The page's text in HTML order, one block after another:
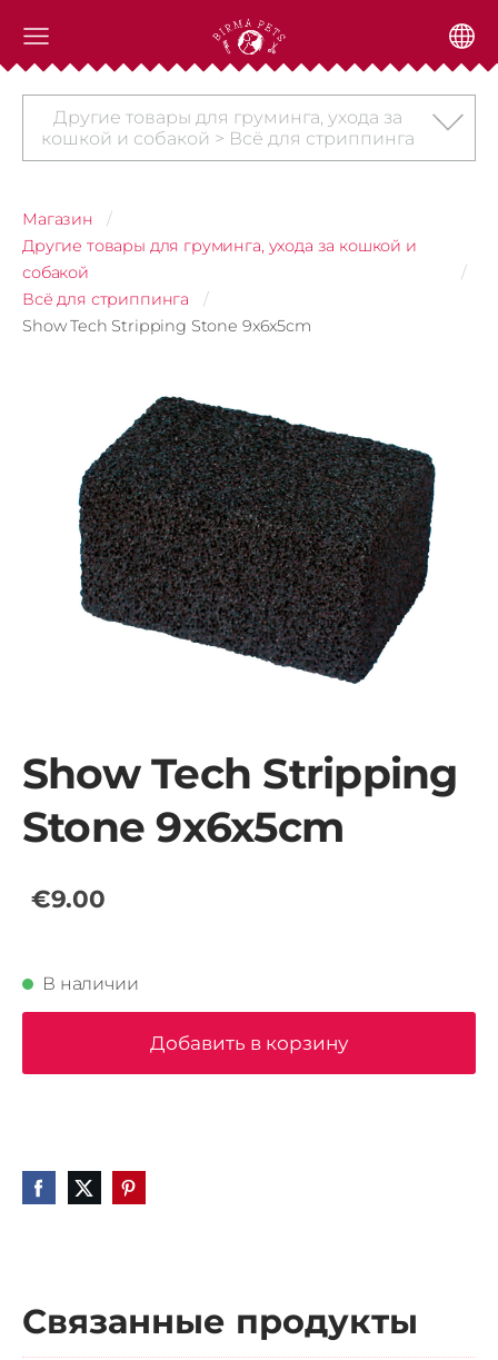
Другие товары для груминга, ухода за
кошкой и собакой > Всё для стриппинга
Магазин
Другие товары для груминга, ухода за кошкой и
собакой
Всё для стриппинга
Show Tech Stripping Stone 9x6x5cm
Show Tech Stripping
Stone 9x6x5cm
€9.00
В наличии
Добавить в корзину
Связанные продукты